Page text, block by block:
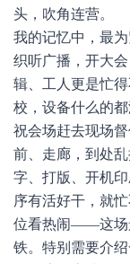
头，吹角连营。
我的记忆中，最
织听广播，开大
辑、工人更是忙
校，设备什么的
祝会场赶去现场
前、走廊，到处
字、打版、开机
序有活好干，就
位看热闹——这场
铁。特别需要介